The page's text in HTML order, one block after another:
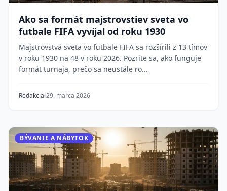
Ako sa formát majstrovstiev sveta vo
futbale FIFA vyvíjal od roku 1930
Majstrovstvá sveta vo futbale FIFA sa rozšírili z 13 tímov
v roku 1930 na 48 v roku 2026. Pozrite sa, ako funguje
formát turnaja, prečo sa neustále ro...
Redakcia 29. marca 2026
BÝVANIE A NÁBYTOK